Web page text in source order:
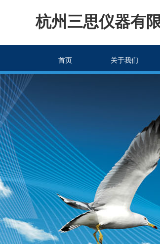
首页 关于我们
杭州三思仪器有